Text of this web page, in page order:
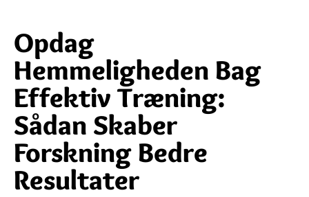
Opdag
Hemmeligheden Bag
Effektiv Træning:
Sådan Skaber
Forskning Bedre
Resultater